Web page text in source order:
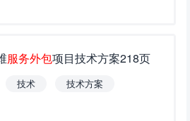
服务外包项目技术方案218页
技术
技术方案